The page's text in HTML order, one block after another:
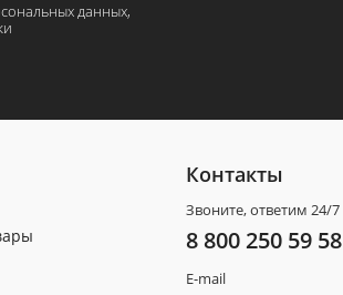
данных,
Контакты
Звоните, ответим 24/7
8 800 250 59 58
E-mail